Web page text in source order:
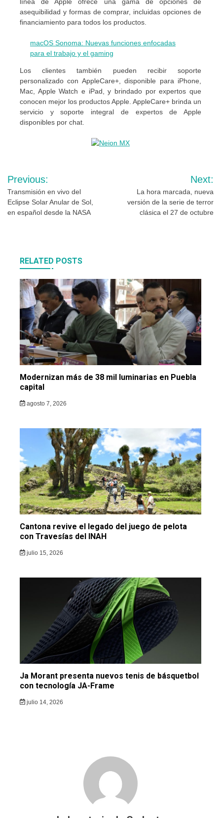
asequibilidad y formas de comprar, incluidas opciones de
financiamiento para todos los productos.
macOS Sonoma: Nuevas funciones enfocadas
para el trabajo y el gaming
Los clientes también pueden recibir soporte
personalizado con AppleCare+, disponible para iPhone,
Mac, Apple Watch e iPad, y brindado por expertos que
conocen mejor los productos Apple. AppleCare+ brinda un
servicio y soporte integral de expertos de Apple
disponibles por chat.
Navegación
de
entradas
Previous:
Transmisión en vivo del
Eclipse Solar Anular de Sol,
en español desde la NASA
Next:
La hora marcada, nueva
versión de la serie de terror
clásica el 27 de octubre
RELATED POSTS
Modernizan más de 38 mil luminarias en Puebla
capital
agosto 7, 2026
Cantona revive el legado del juego de pelota
con Travesías del INAH
julio 15, 2026
Ja Morant presenta nuevos tenis de básquetbol
con tecnología JA-Frame
julio 14, 2026